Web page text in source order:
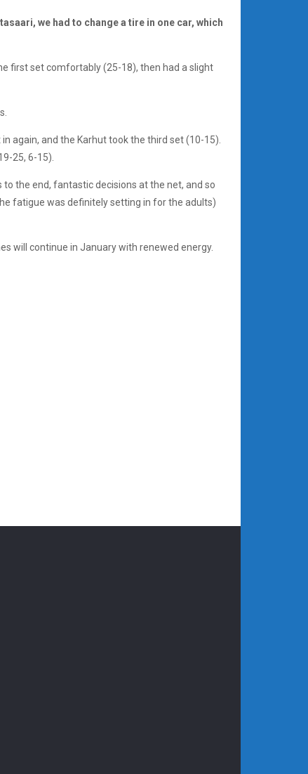
we had to change a tire in one car, which
first set comfortably (25-18), then had a slight
again, and the Karhut took the third set (10-15).
25, 6-15).
the end, fantastic decisions at the net, and so
fatigue was definitely setting in for the adults)
will continue in January with renewed energy.